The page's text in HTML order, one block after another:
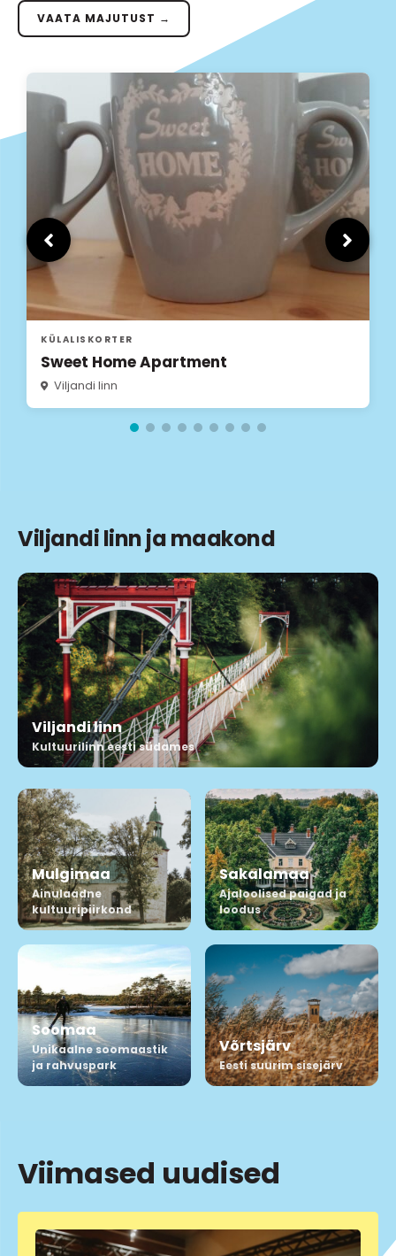
VAATA MAJUTUST →
KÜLALISKORTER
Villa Maramaa
Viljandi linn
Viljandi linn ja maakond
Viljandi linn
Kultuurilinn eesti südames
Mulgimaa
Ainulaadne
kultuuripiirkond
Sakalamaa
Ajaloolised paigad ja
loodus
Soomaa
Unikaalne soomaastik
ja rahvuspark
Võrtsjärv
Eesti suurim sisejärv
Viimased uudised